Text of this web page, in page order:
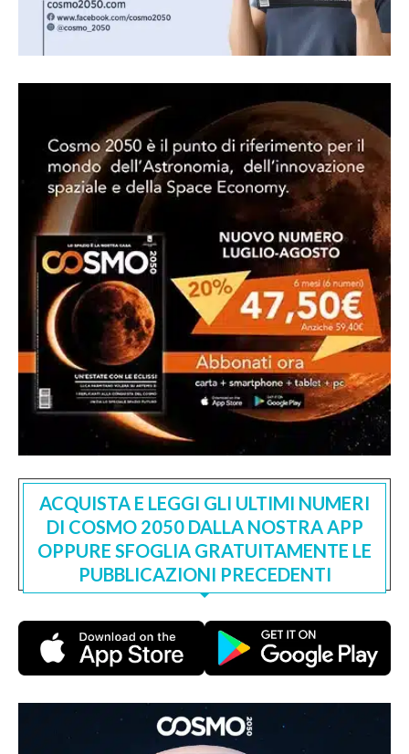
ACQUISTA E LEGGI GLI ULTIMI NUMERI
DI COSMO 2050 DALLA NOSTRA APP
OPPURE SFOGLIA GRATUITAMENTE LE
PUBBLICAZIONI PRECEDENTI